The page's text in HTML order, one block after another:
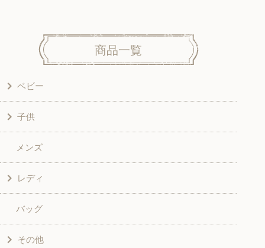
商品一覧
ベビー
洋服
和風衣類
グッズ
子供
ワンピース
シャツ・ブラウス
スカート・パンツ
和風衣類
メンズ
レディ
シャツ・ブラウス
チュニック
バッグ
その他